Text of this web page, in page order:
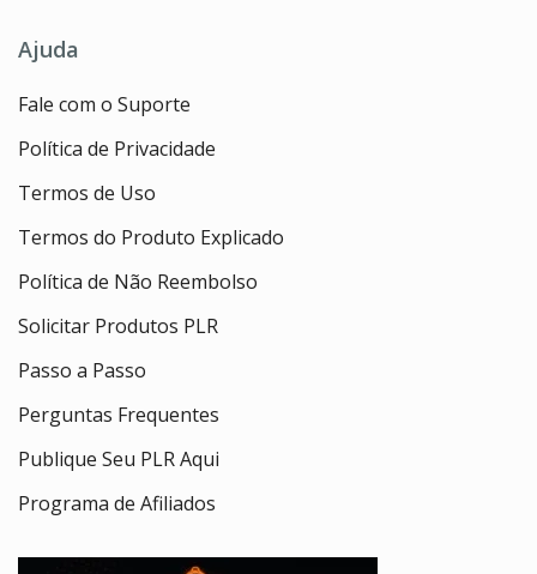
Ajuda
Fale com o Suporte
Política de Privacidade
Termos de Uso
Termos do Produto Explicado
Política de Não Reembolso
Solicitar Produtos PLR
Passo a Passo
Perguntas Frequentes
Publique Seu PLR Aqui
Programa de Afiliados